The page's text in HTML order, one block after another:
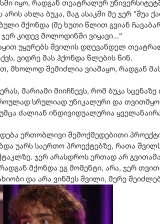
იყო, რადგან თეატრალურ
არის ახლა ბუკა, მაგ ასაკში მე ჯერ "შუა
მქონდა (მე ხუთი წლით გვიან
კიდევ მოლოდინში ვიყავი...“
უყურებს შვილის დღევანდელ
ვიდრე მას ჰქონდა წლების წინ.
მხოლოდ შემიძლია ვიამაყო, რადგან
მარიამი მიიჩნევს, რომ ბუკა
სრულიად უნიკალური და
ძალიან ინდივიდუალურია
ერთობლივი შემოქმედებითი
უარს საერთო პროექტებზე, რათა
ჯერ არასდროს ერთად არ
მქონდა ეგ მომენტი, არა, ჯერ
და არა ვინმეს შვილი, მერე